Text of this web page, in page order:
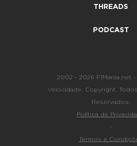
THREADS
PODCAST
2002 - 2026 F1Mania.net -
Velocidade. Copyright.
Reservados.
Política de
-
Termos e